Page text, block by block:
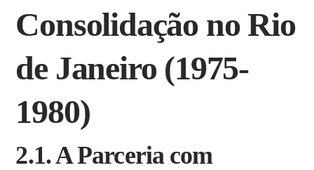
Consolidação no Rio
de Janeiro (1975-
1980)
2.1. A Parceria com